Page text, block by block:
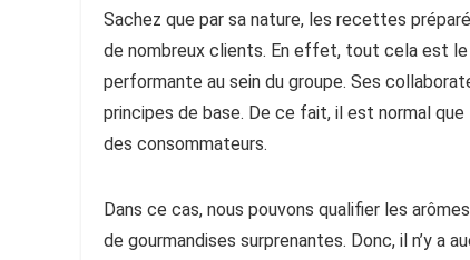
Sachez que par sa nature, les recettes
de nombreux clients. En effet, tout cela est le
performante au sein du groupe. Ses
principes de base. De ce fait, il est normal
des consommateurs.
Dans ce cas, nous pouvons qualifier les
de gourmandises surprenantes. Donc, il n’y